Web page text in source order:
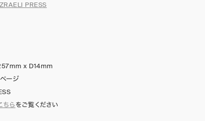
PRESS
x D14mm
ージ
ちらをご覧ください